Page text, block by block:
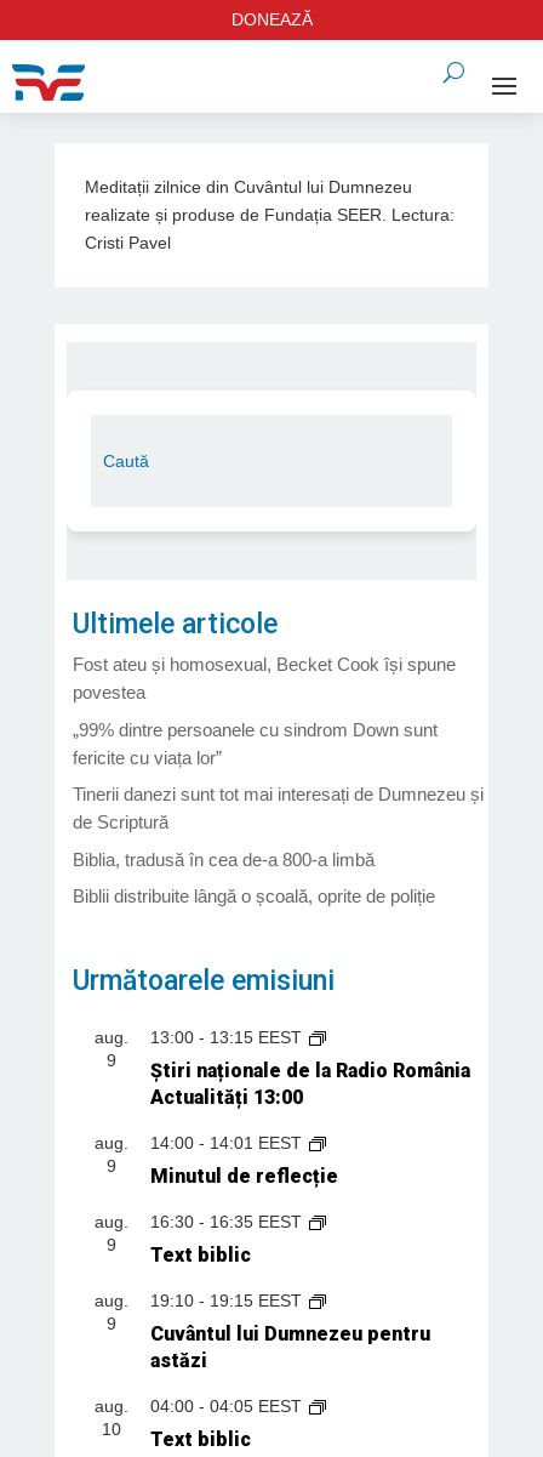
DONEAZĂ
Meditații zilnice din Cuvântul lui Dumnezeu
realizate și produse de Fundația SEER. Lectura:
Cristi Pavel
Ultimele articole
Fost ateu și homosexual, Becket Cook își spune
povestea
„99% dintre persoanele cu sindrom Down sunt
fericite cu viața lor”
Tinerii danezi sunt tot mai interesați de Dumnezeu și
de Scriptură
Biblia, tradusă în cea de-a 800-a limbă
Biblii distribuite lângă o școală, oprite de poliție
Următoarele emisiuni
aug.
9
13:00- 13:15 EEST
Știri naționale de la Radio România
Actualități 13:00
aug.
9
14:00- 14:01 EEST
Minutul de reflecție
aug.
9
16:30- 16:35 EEST
Text biblic
aug.
9
19:10- 19:15 EEST
Cuvântul lui Dumnezeu pentru
astăzi
aug.
10
04:00- 04:05 EEST
Text biblic